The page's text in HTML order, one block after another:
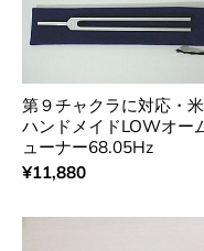
第９チャクラに対応・
ハンドメイドLOWオー
ューナー68.05Hz
¥11,880